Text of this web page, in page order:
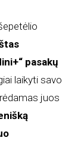
pasakų
laikyti savo
juos